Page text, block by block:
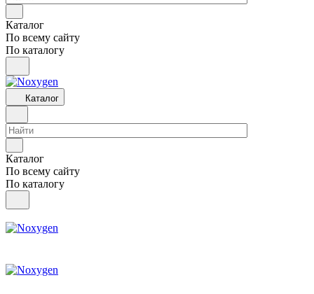
Каталог
По всему сайту
По каталогу
Каталог
Каталог
По всему сайту
По каталогу